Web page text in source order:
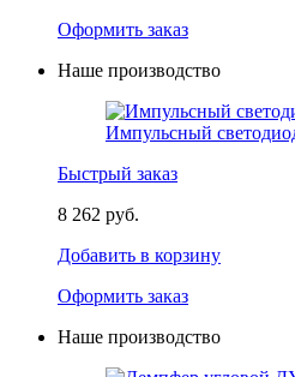
Оформить заказ
Наше производство
Импульсный
Быстрый заказ
8 262 руб.
Добавить в корзину
Оформить заказ
Наше производство